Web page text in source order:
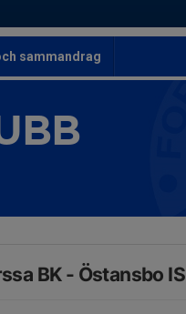
sammandrag
BK - Östansbo IS